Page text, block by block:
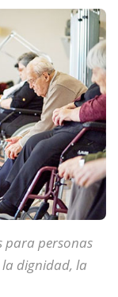
para personas
dignidad, la